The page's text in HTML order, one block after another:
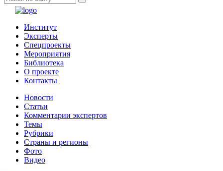
Институт
Эксперты
Спецпроекты
Мероприятия
Библиотека
О проекте
Контакты
Новости
Статьи
Комментарии экспертов
Темы
Рубрики
Страны и регионы
Фото
Видео